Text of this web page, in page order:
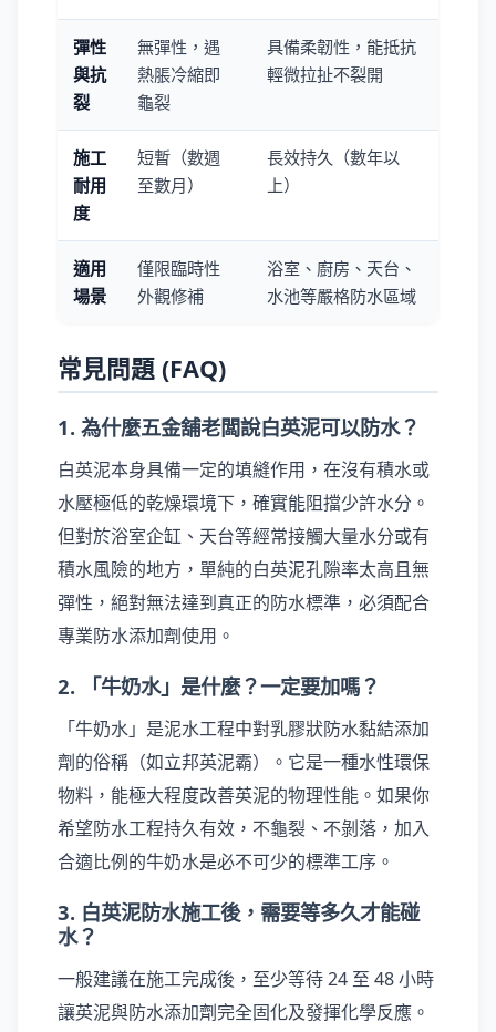
彈性
與抗
裂
無彈性，遇
熱脹冷縮即
龜裂
具備柔韌性，能抵抗
輕微拉扯不裂開
施工
耐用
度
短暫（數週
至數月）
長效持久（數年以
上）
適用
場景
僅限臨時性
外觀修補
浴室、廚房、天台、
水池等嚴格防水區域
常見問題 (FAQ)
1. 為什麼五金舖老闆說白英泥可以防水？
白英泥本身具備一定的填縫作用，在沒有積水或
水壓極低的乾燥環境下，確實能阻擋少許水分。
但對於浴室企缸、天台等經常接觸大量水分或有
積水風險的地方，單純的白英泥孔隙率太高且無
彈性，絕對無法達到真正的防水標準，必須配合
專業防水添加劑使用。
2. 「牛奶水」是什麼？一定要加嗎？
「牛奶水」是泥水工程中對乳膠狀防水黏結添加
劑的俗稱（如立邦英泥霸）。它是一種水性環保
物料，能極大程度改善英泥的物理性能。如果你
希望防水工程持久有效，不龜裂、不剝落，加入
合適比例的牛奶水是必不可少的標準工序。
3. 白英泥防水施工後，需要等多久才能碰
水？
一般建議在施工完成後，至少等待 24 至 48 小時
讓英泥與防水添加劑完全固化及發揮化學反應。